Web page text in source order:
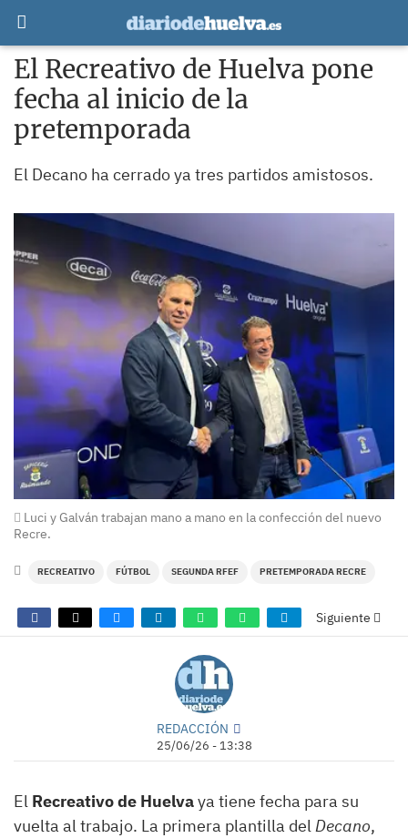
El Recreativo de Huelva pone
fecha al inicio de la
pretemporada
El Decano ha cerrado ya tres partidos amistosos.
Luci y Galván trabajan mano a mano en la confección del nuevo
Recre.
RECREATIVO FÚTBOL SEGUNDA RFEF PRETEMPORADA RECRE
Siguiente
REDACCIÓN
25/06/26 - 13:38
El Recreativo de Huelvaya tiene fecha para su
vuelta al trabajo. La primera plantilla del Decano,